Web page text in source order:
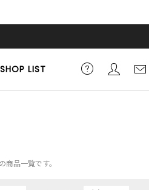
SHOP LIST
品一覧です。